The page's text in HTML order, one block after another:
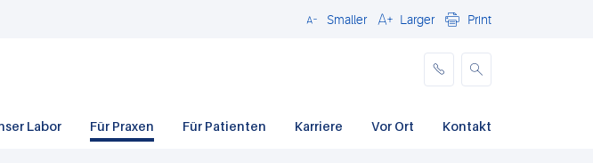
SchließenSmaller Larger Print
Labor Für Praxen Für Patienten Karriere Vor Ort Kontakt